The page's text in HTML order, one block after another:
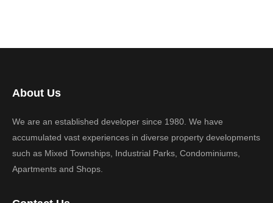
About Us
We are an established developer since 1980. We have
accumulated vast experiences in diverse property developments
such as Mixed Townships, Industrial Parks, Condominiums,
Apartments and Shops.